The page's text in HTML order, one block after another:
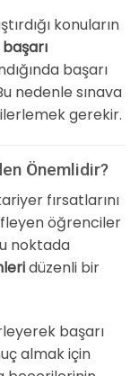
konuların
başarı
nedenle sınava
gerekir.
Önemlidir?
fırsatlarını
öğrenciler
noktada
düzenli bir
başarı
almak için